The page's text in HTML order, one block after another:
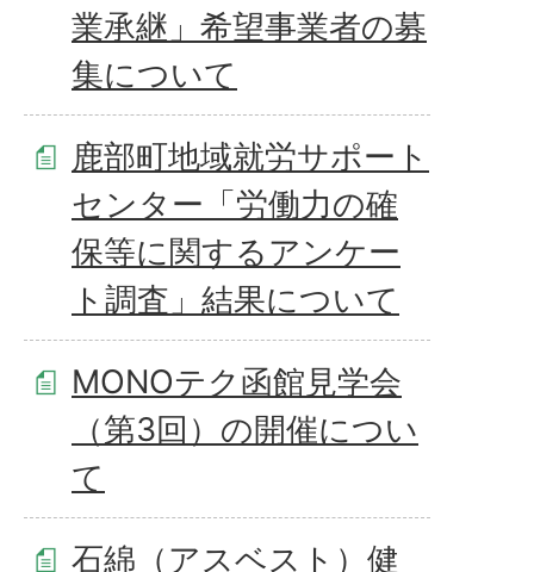
業承継」希望事業者の募
集について
鹿部町地域就労サポート
センター「労働力の確
保等に関するアンケー
ト調査」結果について
MONOテク函館見学会
（第3回）の開催につい
て
石綿（アスベスト）健